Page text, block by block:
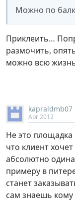
Можно по
Приклеить…
размочить,
можно всю
kapraldmb07
Apr 2012
Не это площадка
что клиент
абсолютно
примеру в
станет
сам знаешь кому